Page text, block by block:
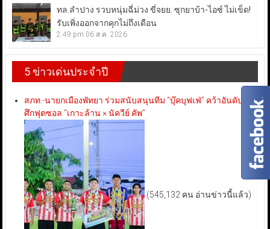
ทล.ลำปาง รวบหนุ่มฉี่ม่วง ขี่จยย. ซุกยาบ้า-ไอซ์ ไม่เข็ด!
รับเพิ่งออกจากคุกไม่ถึงเดือน
2:49 pm 06 ส.ค. 2026
5 ข่าวเด่นประจำปี
สภท.-นายกเมืองพัทยา ร่วมสนับสนุนทีม “บุ๊คบุฟเฟ่” คว้าอันดับ 3
ศึกฟุตซอล “เกาะล้าน × นัควีย์ คัพ”
(545,132 คน อ่านข่าวนี้แล้ว)